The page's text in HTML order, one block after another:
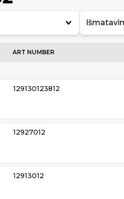
ART NUMBER
129130123812
12927012
12913012